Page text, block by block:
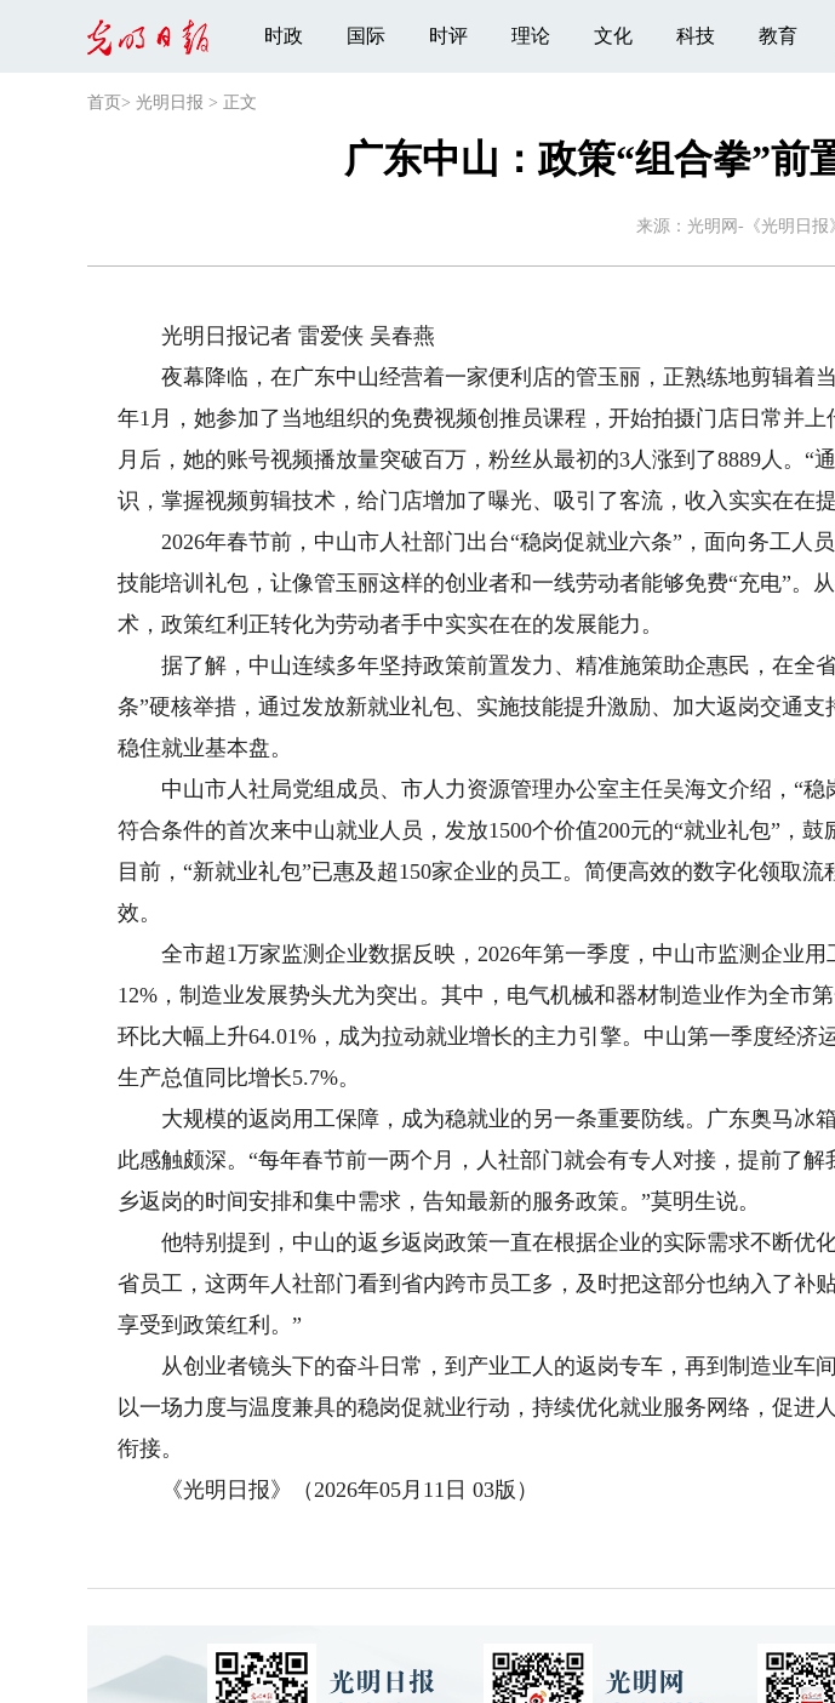
时政 国际 时评 理论 文化 科技 教育
首页 > 光明日报 > 正文
广东中山：政策“组合拳”前
来源： 光明网-《光明日报》
光明日报记者 雷爱侠 吴春燕
夜幕降临，在广东中山经营着一家便利店的管玉丽，正熟练地剪辑着
年1月，她参加了当地组织的免费视频创推员课程，开始拍摄门店日常并
月后，她的账号视频播放量突破百万，粉丝从最初的3人涨到了8889人。“
识，掌握视频剪辑技术，给门店增加了曝光、吸引了客流，收入实实在在提
2026年春节前，中山市人社部门出台“稳岗促就业六条”，面向务工人员
技能培训礼包，让像管玉丽这样的创业者和一线劳动者能够免费“充电”。
术，政策红利正转化为劳动者手中实实在在的发展能力。
据了解，中山连续多年坚持政策前置发力、精准施策助企惠民，在全
条”硬核举措，通过发放新就业礼包、实施技能提升激励、加大返岗交通支
稳住就业基本盘。
中山市人社局党组成员、市人力资源管理办公室主任吴海文介绍，“稳
符合条件的首次来中山就业人员，发放1500个价值200元的“就业礼包”，鼓
目前，“新就业礼包”已惠及超150家企业的员工。简便高效的数字化领取
效。
全市超1万家监测企业数据反映，2026年第一季度，中山市监测企业用
12%，制造业发展势头尤为突出。其中，电气机械和器材制造业作为全市
环比大幅上升64.01%，成为拉动就业增长的主力引擎。中山第一季度经济
生产总值同比增长5.7%。
大规模的返岗用工保障，成为稳就业的另一条重要防线。广东奥马冰
此感触颇深。“每年春节前一两个月，人社部门就会有专人对接，提前了解
乡返岗的时间安排和集中需求，告知最新的服务政策。”莫明生说。
他特别提到，中山的返乡返岗政策一直在根据企业的实际需求不断优
省员工，这两年人社部门看到省内跨市员工多，及时把这部分也纳入了补
享受到政策红利。”
从创业者镜头下的奋斗日常，到产业工人的返岗专车，再到制造业车
以一场力度与温度兼具的稳岗促就业行动，持续优化就业服务网络，促进
衔接。
《光明日报》（2026年05月11日 03版）